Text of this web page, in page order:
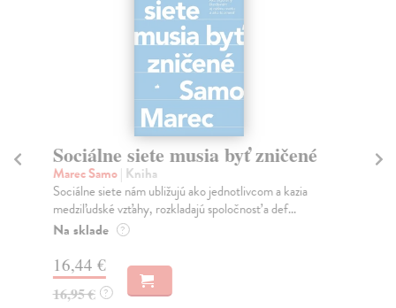
Sociálne siete musia byť zničené
Marec Samo| Kniha
Sociálne siete nám ubližujú ako jednotlivcom a kazia
medziľudské vzťahy, rozkladajú spoločnosť a def...
Na sklade ?
16,44 €
16,95 € ?